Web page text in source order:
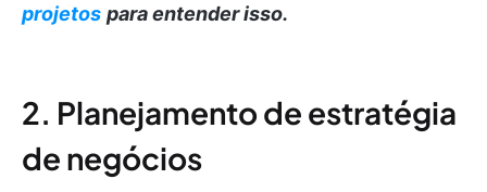
projetos para entender isso.
2. Planejamento de estratégia
de negócios